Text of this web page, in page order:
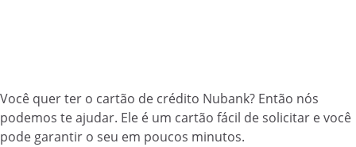
Você quer ter o cartão de crédito Nubank? Então nós
podemos te ajudar. Ele é um cartão fácil de solicitar e você
pode garantir o seu em poucos minutos.